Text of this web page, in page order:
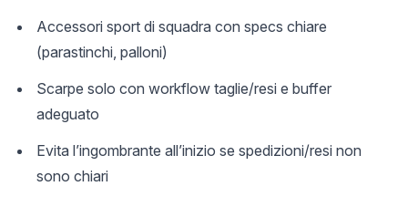
Accessori sport di squadra con specs chiare
(parastinchi, palloni)
Scarpe solo con workflow taglie/resi e buffer
adeguato
Evita l’ingombrante all’inizio se spedizioni/resi non
sono chiari